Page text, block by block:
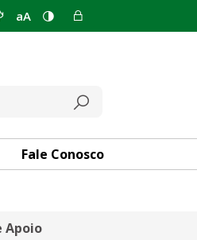
aA
Fale Conosco
Apoio